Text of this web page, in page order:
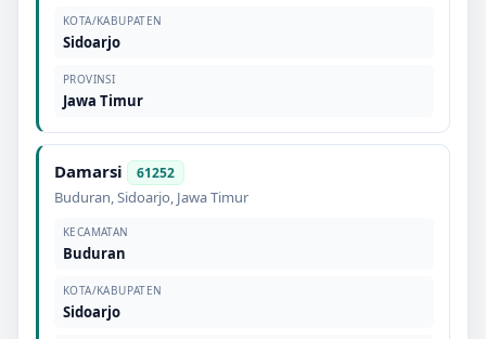
KOTA/KABUPATEN
Sidoarjo
PROVINSI
Jawa Timur
Damarsi 61252
Buduran,Sidoarjo, Jawa Timur
KECAMATAN
Buduran
KOTA/KABUPATEN
Sidoarjo